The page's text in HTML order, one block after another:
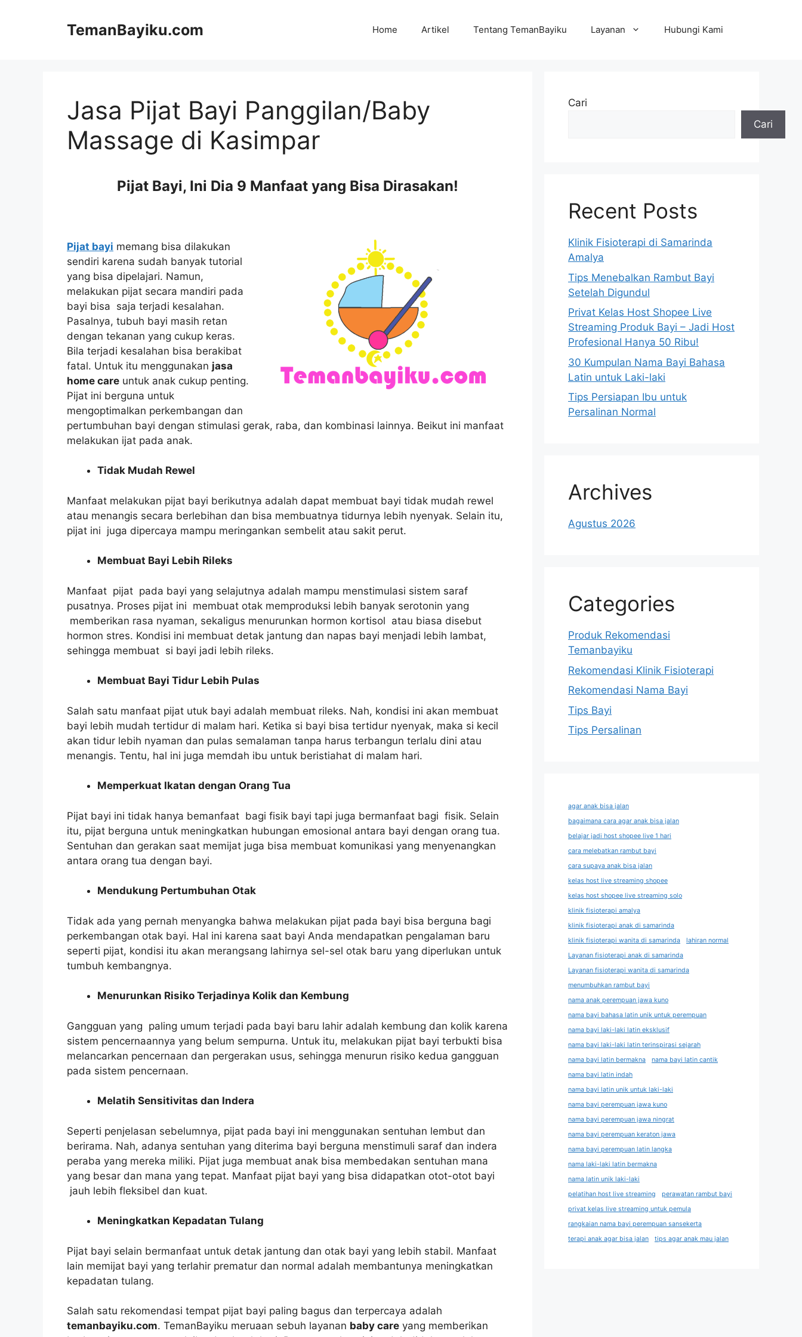
TemanBayiku.com Home Artikel Tentang TemanBayiku Layanan Hubungi Kami
Jasa Pijat Bayi Panggilan/Baby
Massage di Kasimpar
Pijat Bayi, Ini Dia 9 Manfaat yang Bisa Dirasakan!
Pijat bayi memang bisa dilakukan
sendiri karena sudah banyak tutorial
yang bisa dipelajari. Namun,
melakukan pijat secara mandiri pada
bayi bisa saja terjadi kesalahan.
Pasalnya, tubuh bayi masih retan
dengan tekanan yang cukup keras.
Bila terjadi kesalahan bisa berakibat
fatal. Untuk itu menggunakan jasa
home care untuk anak cukup penting.
Pijat ini berguna untuk
mengoptimalkan perkembangan dan
pertumbuhan bayi dengan stimulasi gerak, raba, dan kombinasi lainnya. Beikut ini manfaat
melakukan ijat pada anak.
Tidak Mudah Rewel
Manfaat melakukan pijat bayi berikutnya adalah dapat membuat bayi tidak mudah rewel
atau menangis secara berlebihan dan bisa membuatnya tidurnya lebih nyenyak. Selain itu,
pijat ini juga dipercaya mampu meringankan sembelit atau sakit perut.
Membuat Bayi Lebih Rileks
Manfaat pijat pada bayi yang selajutnya adalah mampu menstimulasi sistem saraf
pusatnya. Proses pijat ini membuat otak memproduksi lebih banyak serotonin yang
memberikan rasa nyaman, sekaligus menurunkan hormon kortisol atau biasa disebut
hormon stres. Kondisi ini membuat detak jantung dan napas bayi menjadi lebih lambat,
sehingga membuat si bayi jadi lebih rileks.
Membuat Bayi Tidur Lebih Pulas
Salah satu manfaat pijat utuk bayi adalah membuat rileks. Nah, kondisi ini akan membuat
bayi lebih mudah tertidur di malam hari. Ketika si bayi bisa tertidur nyenyak, maka si kecil
akan tidur lebih nyaman dan pulas semalaman tanpa harus terbangun terlalu dini atau
menangis. Tentu, hal ini juga memdah ibu untuk beristiahat di malam hari.
Memperkuat Ikatan dengan Orang Tua
Pijat bayi ini tidak hanya bemanfaat bagi fisik bayi tapi juga bermanfaat bagi fisik. Selain
itu, pijat berguna untuk meningkatkan hubungan emosional antara bayi dengan orang tua.
Sentuhan dan gerakan saat memijat juga bisa membuat komunikasi yang menyenangkan
antara orang tua dengan bayi.
Mendukung Pertumbuhan Otak
Tidak ada yang pernah menyangka bahwa melakukan pijat pada bayi bisa berguna bagi
perkembangan otak bayi. Hal ini karena saat bayi Anda mendapatkan pengalaman baru
seperti pijat, kondisi itu akan merangsang lahirnya sel-sel otak baru yang diperlukan untuk
tumbuh kembangnya.
Menurunkan Risiko Terjadinya Kolik dan Kembung
Gangguan yang paling umum terjadi pada bayi baru lahir adalah kembung dan kolik karena
sistem pencernaannya yang belum sempurna. Untuk itu, melakukan pijat bayi terbukti bisa
melancarkan pencernaan dan pergerakan usus, sehingga menurun risiko kedua gangguan
pada sistem pencernaan.
Melatih Sensitivitas dan Indera
Seperti penjelasan sebelumnya, pijat pada bayi ini menggunakan sentuhan lembut dan
berirama. Nah, adanya sentuhan yang diterima bayi berguna menstimuli saraf dan indera
peraba yang mereka miliki. Pijat juga membuat anak bisa membedakan sentuhan mana
yang besar dan mana yang tepat. Manfaat pijat bayi yang bisa didapatkan otot-otot bayi
jauh lebih fleksibel dan kuat.
Meningkatkan Kepadatan Tulang
Pijat bayi selain bermanfaat untuk detak jantung dan otak bayi yang lebih stabil. Manfaat
lain memijat bayi yang terlahir prematur dan normal adalah membantunya meningkatkan
kepadatan tulang.
Salah satu rekomendasi tempat pijat bayi paling bagus dan terpercaya adalah
temanbayiku.com. TemanBayiku meruaan sebuh layanan baby care yang memberikan
Cari
Cari
Recent Posts
Klinik Fisioterapi di Samarinda
Amalya
Tips Menebalkan Rambut Bayi
Setelah Digundul
Privat Kelas Host Shopee Live
Streaming Produk Bayi – Jadi Host
Profesional Hanya 50 Ribu!
30 Kumpulan Nama Bayi Bahasa
Latin untuk Laki-laki
Tips Persiapan Ibu untuk
Persalinan Normal
Archives
Agustus 2026
Categories
Produk Rekomendasi
Temanbayiku
Rekomendasi Klinik Fisioterapi
Rekomendasi Nama Bayi
Tips Bayi
Tips Persalinan
agar anak bisa jalan
bagaimana cara agar anak bisa jalan
belajar jadi host shopee live 1 hari
cara melebatkan rambut bayi
cara supaya anak bisa jalan
kelas host live streaming shopee
kelas host shopee live streaming solo
klinik fisioterapi amalya
klinik fisioterapi anak di samarinda
klinik fisioterapi wanita di samarinda
lahiran normal
Layanan fisioterapi anak di samarinda
Layanan fisioterapi wanita di samarinda
menumbuhkan rambut bayi
nama anak perempuan jawa kuno
nama bayi bahasa latin unik untuk perempuan
nama bayi laki-laki latin eksklusif
nama bayi laki-laki latin terinspirasi sejarah
nama bayi latin bermakna
nama bayi latin cantik
nama bayi latin indah
nama bayi latin unik untuk laki-laki
nama bayi perempuan jawa kuno
nama bayi perempuan jawa ningrat
nama bayi perempuan keraton jawa
nama bayi perempuan latin langka
nama laki-laki latin bermakna
nama latin unik laki-laki
pelatihan host live streaming
perawatan rambut bayi
privat kelas live streaming untuk pemula
rangkaian nama bayi perempuan sansekerta
terapi anak agar bisa jalan
tips agar anak mau jalan